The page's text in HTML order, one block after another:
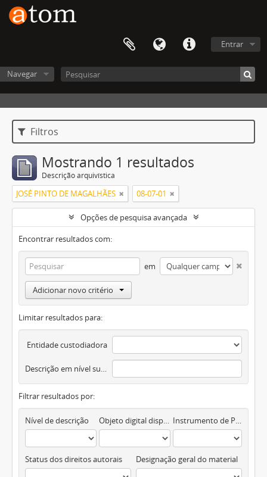
Entrar
Navegar
Filtros
Mostrando 1 resultados
Descrição arquivística
JOSÉ PINTO DE MAGALHÃES 08-07-01
Opções de pesquisa avançada
Encontrar resultados com:
em
Adicionar novo critério
Limitar resultados para:
Entidade custodiadora
Descrição em nível superior
Filtrar resultados por:
Nível de descrição Objeto digital disponível Instrumento de Pesquisa
Status dos direitos autorais Designação geral do material